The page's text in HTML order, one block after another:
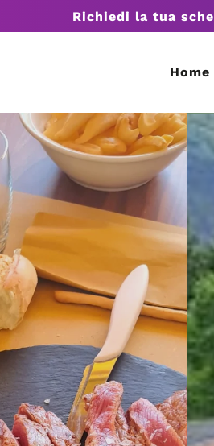
Richiedi la tua
Home